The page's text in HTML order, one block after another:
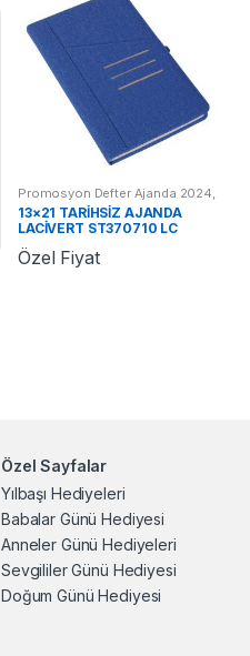
Promosyon Defter Ajanda 2024
Promosyon 2024 Ajandalar
13×21 TARİHSİZ AJANDA
LACİVERT ST370710 LC
Özel Fiyat
Özel Sayfalar
Yılbaşı Hediyeleri
Babalar Günü Hediyesi
Anneler Günü Hediyeleri
Sevgililer Günü Hediyesi
Doğum Günü Hediyesi